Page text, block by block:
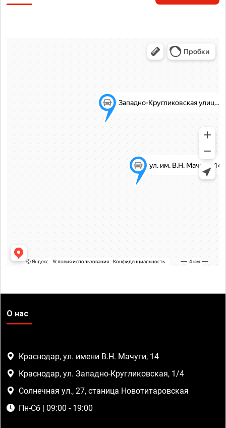
О нас
Краснодар, ул. имени В.Н. Мачуги, 14
Краснодар, ул. Западно-Кругликовская, 1/4
Солнечная ул., 27, станица Новотитаровская
Пн-Сб | 09:00 - 19:00